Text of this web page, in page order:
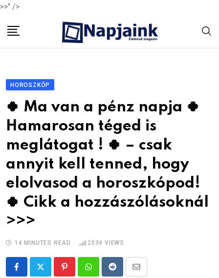
>>" />
HOROSZKÓP
🍀 Ma van a pénz napja 🍀
Hamarosan téged is
meglátogat ! 🍀 – csak
annyit kell tenned, hogy
elolvasod a horoszkópod!
🍀 Cikk a hozzászólásoknál
>>>
14 MINUTES READ 2539 VIEWS
PinterestWhatsappRedditShare